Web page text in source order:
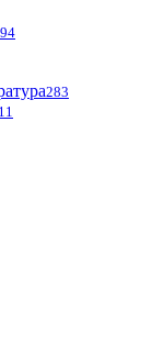
94
283
11